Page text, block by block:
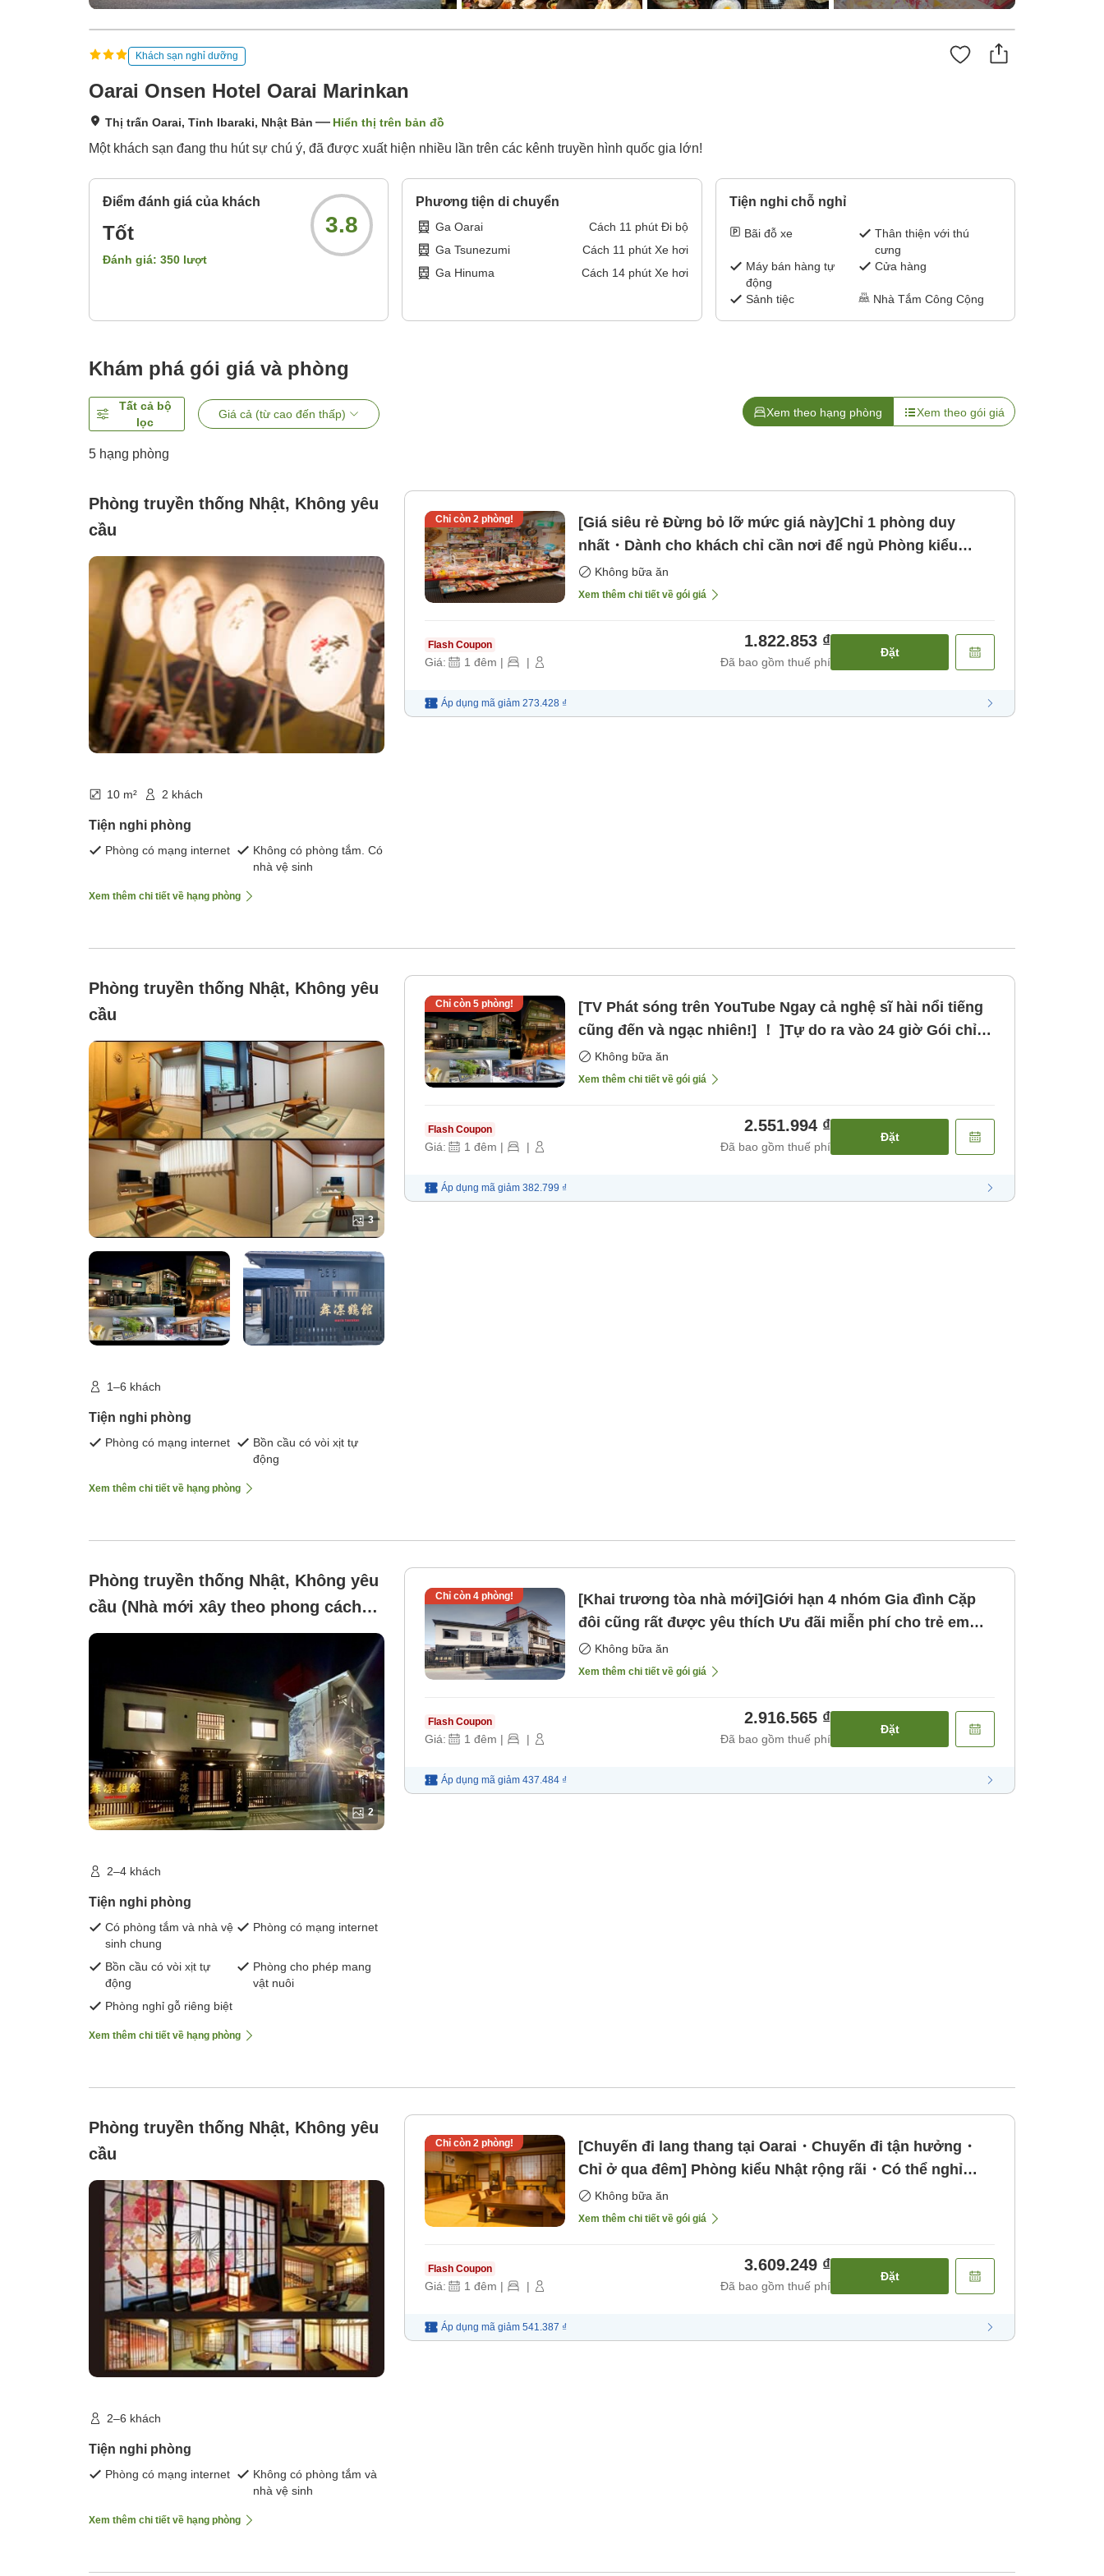
Khách sạn nghỉ dưỡng
Oarai Onsen Hotel Oarai Marinkan
Thị trấn Oarai, Tỉnh Ibaraki, Nhật Bản Hiển thị trên bản đồ
Một khách sạn đang thu hút sự chú ý, đã được xuất hiện nhiều lần trên các kênh truyền hình quốc gia lớn!
Điểm đánh giá của khách
Tốt
Đánh giá: 350 lượt
3.8
Phương tiện di chuyển
Ga Oarai Cách 11 phút Đi bộ
Ga Tsunezumi
Cách 11 phút Xe hơi
Ga Hinuma
Cách 14phút Xe hơi
Tiện nghi chỗ nghỉ
Bãi đỗ xe
Thân thiện với thú
cưng
Máy bán hàng tự
động
Cửa hàng
Sảnh tiệc Nhà Tắm Công Cộng
Khám phá gói giá và phòng
Tất cả bộ
lọc
Giá cả (từ cao đến thấp) Xem theo hạng phòng Xem theo gói giá
5 hạng phòng
Phòng truyền thống Nhật, Không yêu
cầu
10 m² 2 khách
Tiện nghi phòng
Phòng có mạng internet
Không có phòng tắm. Có
nhà vệ sinh
Xem thêm chi tiết về hạng phòng
Chỉ còn 2phòng!
[Giá siêu rẻ Đừng bỏ lỡ mức giá này]Chỉ 1 phòng duy
nhất・Dành cho khách chỉ cần nơi để ngủ Phòng kiểu
Nhật・Gói lưu trú không bao gồm bữa ăn [Không bao gồm
bữa ăn]
Không bữa ăn
Xem thêm chi tiết về gói giá
Flash Coupon
Giá: 1 đêm | |
1.822.853 ₫
Đã bao gồm thuế phí
Đặt
Áp dụng mã giảm 273.428 ₫
Phòng truyền thống Nhật, Không yêu
cầu
3
1–6 khách
Tiện nghi phòng
Phòng có mạng internet
Bồn cầu có vòi xịt tự
động
Xem thêm chi tiết về hạng phòng
Chỉ còn 5phòng!
[TV Phát sóng trên YouTube Ngay cả nghệ sĩ hài nổi tiếng
cũng đến và ngạc nhiên!] ！ ]Tự do ra vào 24 giờ Gói chỉ
lưu trú qua đêm [Không bao gồm bữa ăn]
Không bữa ăn
Xem thêm chi tiết về gói giá
Flash Coupon
Giá: 1 đêm | |
2.551.994 ₫
Đã bao gồm thuế phí
Đặt
Áp dụng mã giảm 382.799 ₫
Phòng truyền thống Nhật, Không yêu
cầu (Nhà mới xây theo phong cách
cổ truyền, có phòng tắm và nhà vệ
2
2–4 khách
Tiện nghi phòng
Có phòng tắm và nhà vệ
sinh chung
Phòng có mạng internet
Bồn cầu có vòi xịt tự
động
Phòng cho phép mang
vật nuôi
Phòng nghỉ gỗ riêng biệt
Xem thêm chi tiết về hạng phòng
Chỉ còn 4phòng!
[Khai trương tòa nhà mới]Giới hạn 4 nhóm Gia đình Cặp
đôi cũng rất được yêu thích Ưu đãi miễn phí cho trẻ em
dưới tiểu học khi ngủ chung giường [Không bao gồm bữa
ăn]
Không bữa ăn
Xem thêm chi tiết về gói giá
Flash Coupon
Giá: 1 đêm | |
2.916.565 ₫
Đã bao gồm thuế phí
Đặt
Áp dụng mã giảm 437.484 ₫
Phòng truyền thống Nhật, Không yêu
cầu
2–6 khách
Tiện nghi phòng
Phòng có mạng internet
Không có phòng tắm và
nhà vệ sinh
Xem thêm chi tiết về hạng phòng
Chỉ còn 2phòng!
[Chuyến đi lang thang tại Oarai・Chuyến đi tận hưởng・
Chỉ ở qua đêm] Phòng kiểu Nhật rộng rãi・Có thể nghỉ
ngơi thoải mái Phòng rất được ưa chuộng trong các nhóm
[Không bao gồm bữa ăn]
Không bữa ăn
Xem thêm chi tiết về gói giá
Flash Coupon
Giá: 1 đêm | |
3.609.249 ₫
Đã bao gồm thuế phí
Đặt
Áp dụng mã giảm 541.387 ₫